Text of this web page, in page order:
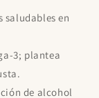
saludables en
3; plantea
de alcohol